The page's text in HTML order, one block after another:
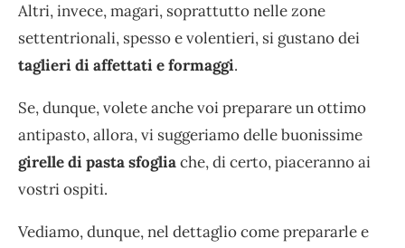
Altri, invece, magari, soprattutto nelle zone
settentrionali, spesso e volentieri, si gustano dei
taglieri di affettati e formaggi.
Se, dunque, volete anche voi preparare un ottimo
antipasto, allora, vi suggeriamo delle buonissime
girelle di pasta sfogliache, di certo, piaceranno ai
vostri ospiti.
Vediamo, dunque, nel dettaglio come prepararle e